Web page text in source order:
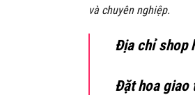
và chuyên nghiệp.
Địa chỉshop
Đặt hoa giao